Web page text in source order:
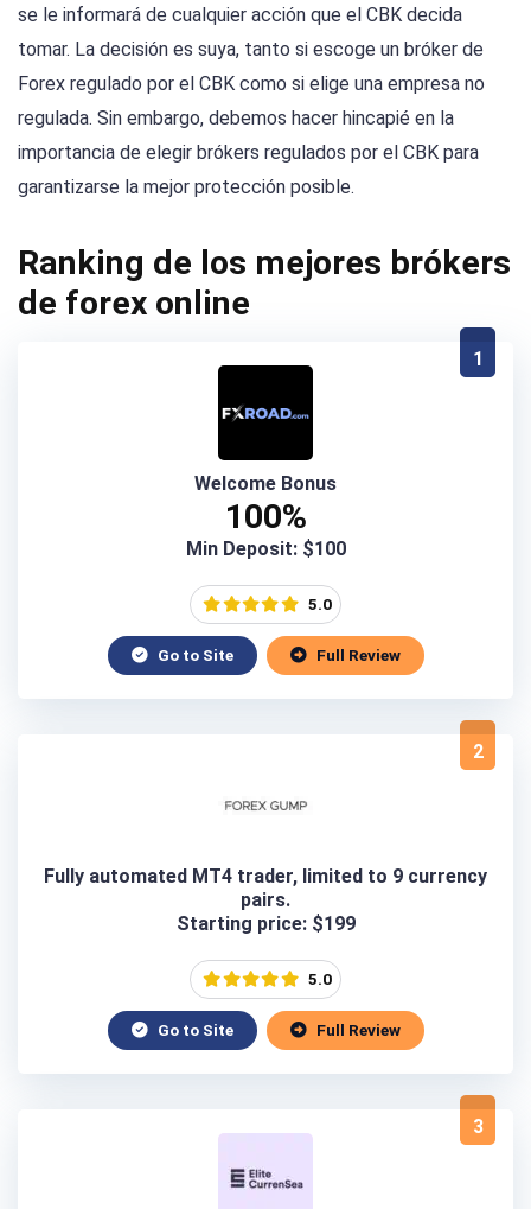
se le informará de cualquier acción que el CBK decida
tomar. La decisión es suya, tanto si escoge un bróker de
Forex regulado por el CBK como si elige una empresa no
regulada. Sin embargo, debemos hacer hincapié en la
importancia de elegir brókers regulados por el CBK para
garantizarse la mejor protección posible.
Ranking de los mejores brókers
de forex online
1
Welcome Bonus
100%
Min Deposit: $100
5.0
Go to Site Full Review
2
Fully automated MT4 trader, limited to 9 currency
pairs.
Starting price: $199
5.0
Go to Site Full Review
3